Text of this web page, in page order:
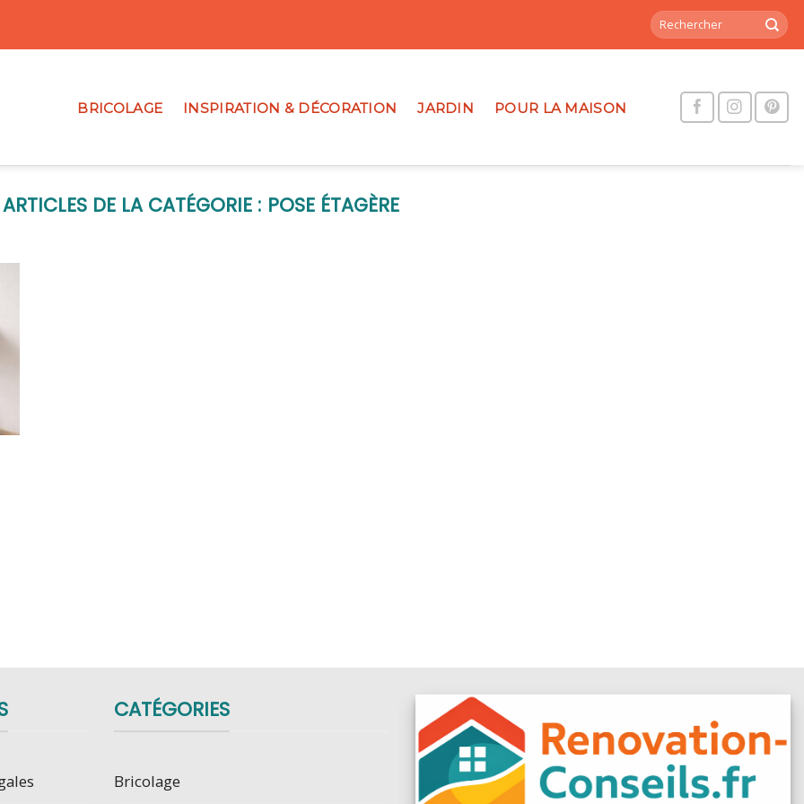
BRICOLAGE INSPIRATION & DÉCORATION JARDIN POUR LA MAISON
POSE ÉTAGÈRE
CATÉGORIES
Bricolage